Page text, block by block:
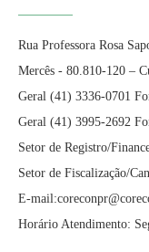
Rua Professora Rosa
Mercês - 80.810-120 –
Geral (41) 3336-0701
Geral (41) 3995-2692
Setor de Registro/
Setor de Fiscalização/
E-
Horário Atendimento: